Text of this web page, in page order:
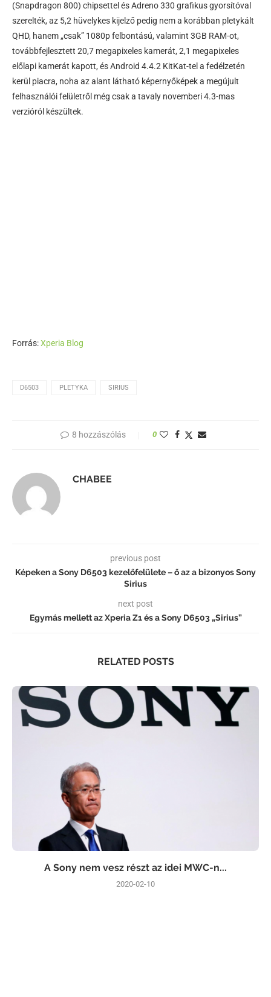
(Snapdragon 800) chipsettel és Adreno 330 grafikus gyorsítóval
szerelték, az 5,2 hüvelykes kijelző pedig nem a korábban pletykált
QHD, hanem „csak” 1080p felbontású, valamint 3GB RAM-ot,
továbbfejlesztett 20,7 megapixeles kamerát, 2,1 megapixeles
előlapi kamerát kapott, és Android 4.4.2 KitKat-tel a fedélzetén
kerül piacra, noha az alant látható képernyőképek a megújult
felhasználói felületről még csak a tavaly novemberi 4.3-mas
verzióról készültek.
Forrás:Xperia Blog
D6503 PLETYKA SIRIUS
8 hozzászólás 0
CHABEE
previous post
Képeken a Sony D6503 kezelőfelülete – ő az a bizonyos Sony
Sirius
next post
Egymás mellett az Xperia Z1 és a Sony D6503 „Sirius”
RELATED POSTS
A Sony nem vesz részt az idei MWC-n...
2020-02-10